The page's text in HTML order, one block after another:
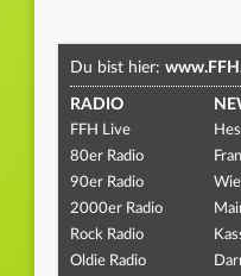
Du bist hier:
RADIO
FFH Live
80er Radio
90er Radio
2000er Radio
Rock Radio
Oldie Radio